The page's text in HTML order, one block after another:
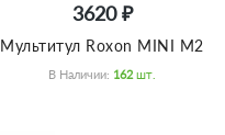
3620 ₽
Мультитул Roxon MINI M2
В Наличии: 162 Шт.